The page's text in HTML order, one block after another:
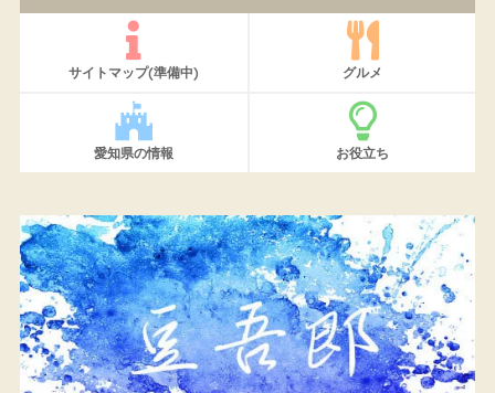
サイトマップ(準備中) グルメ
愛知県の情報 お役立ち